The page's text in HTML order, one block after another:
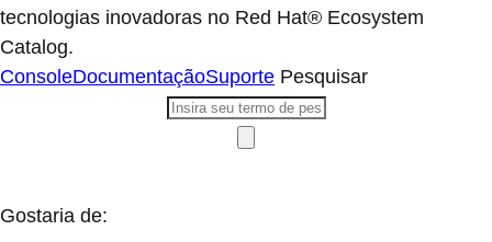
tecnologias inovadoras no Red Hat® Ecosystem
Catalog.
ConsoleDocumentaçãoSuporte Pesquisar
Gostaria de: